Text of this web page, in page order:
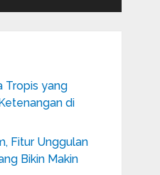
Tropis yang
di
Fitur Unggulan
Bikin Makin